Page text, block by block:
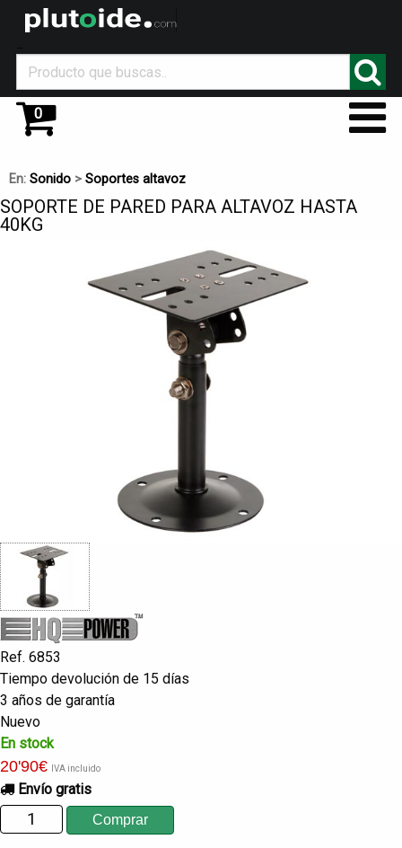
0
En: Sonido > Soportes altavoz
SOPORTE DE PARED PARA ALTAVOZ HASTA
40KG
Ref. 6853
Tiempo devolución de 15 días
3 años de garantía
Nuevo
En stock
20'90€ IVA incluido
Envío gratis